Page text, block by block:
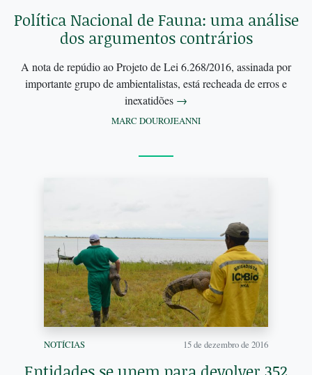
Política Nacional de Fauna: uma análise
dos argumentos contrários
A nota de repúdio ao Projeto de Lei 6.268/2016, assinada por
importante grupo de ambientalistas, está recheada de erros e
inexatidões →
MARC DOUROJEANNI
NOTÍCIAS 15 de dezembro de 2016